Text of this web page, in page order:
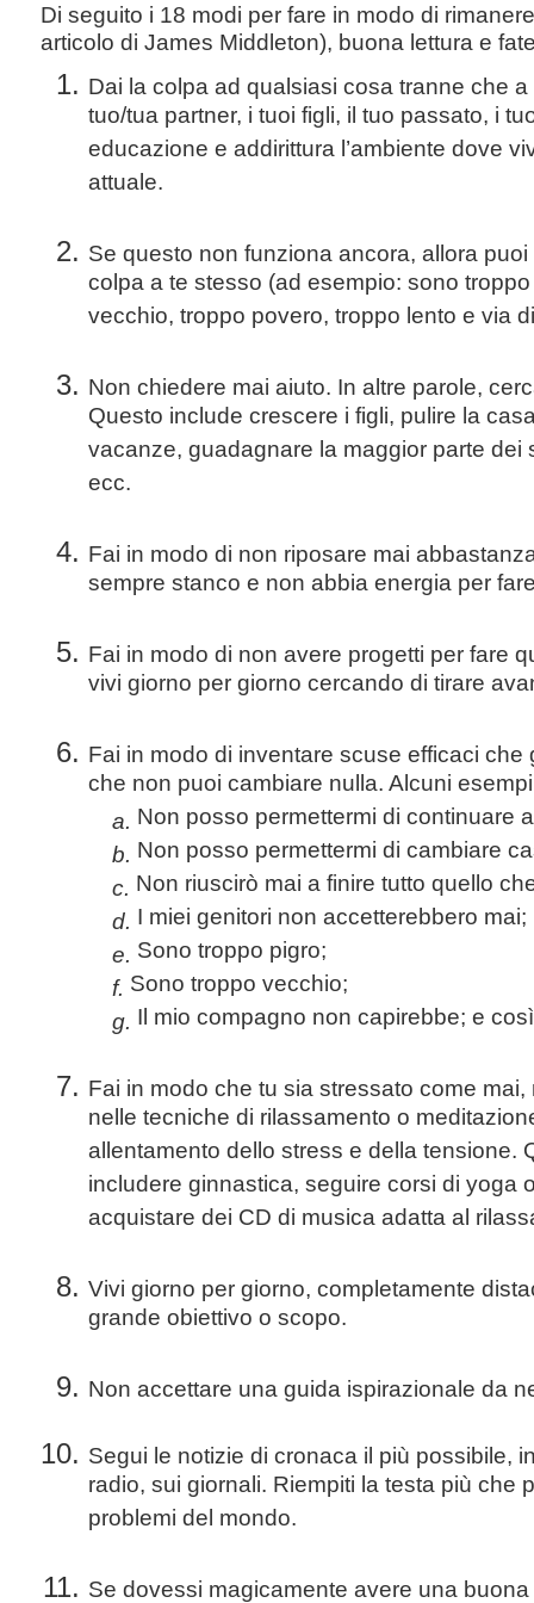
Di seguito i 18 modi per fare in modo di
articolo di James Middleton), buona lettura e
Dai la colpa ad qualsiasi cosa tranne che
tuo/tua partner, i tuoi figli, il tuo passato, i
educazione e addirittura l’ambiente dove
attuale.
Se questo non funziona ancora, allora
colpa a te stesso (ad esempio: sono
vecchio, troppo povero, troppo lento e via
Non chiedere mai aiuto. In altre parole,
Questo include crescere i figli, pulire la
vacanze, guadagnare la maggior parte dei
ecc.
Fai in modo di non riposare mai
sempre stanco e non abbia energia per
Fai in modo di non avere progetti per fare
vivi giorno per giorno cercando di tirare
Fai in modo di inventare scuse efficaci che
che non puoi cambiare nulla. Alcuni
a. Non posso permettermi di continuare
b. Non posso permettermi di cambiare
c. Non riuscirò mai a finire tutto quello
d. I miei genitori non accetterebbero mai;
e. Sono troppo pigro;
f. Sono troppo vecchio;
g. Il mio compagno non capirebbe; e
Fai in modo che tu sia stressato come mai,
nelle tecniche di rilassamento o
allentamento dello stress e della tensione.
includere ginnastica, seguire corsi di yoga
acquistare dei CD di musica adatta al
Vivi giorno per giorno, completamente
grande obiettivo o scopo.
Non accettare una guida ispirazionale da
Segui le notizie di cronaca il più possibile,
radio, sui giornali. Riempiti la testa più che
problemi del mondo.
Se dovessi magicamente avere una